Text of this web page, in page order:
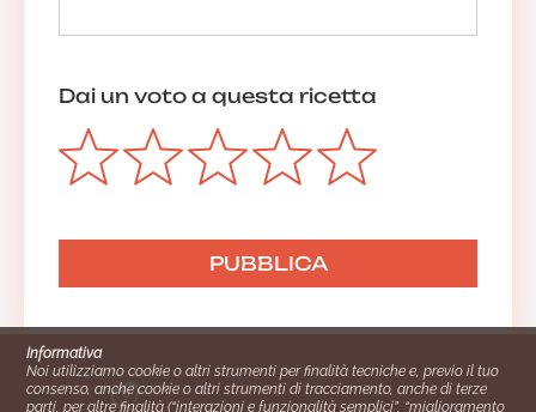
Dai un voto a questa ricetta
Informativa
Noi utilizziamo cookie o altri strumenti per finalità tecniche e, previo il tuo
consenso, anche cookie o altri strumenti di tracciamento, anche di terze
parti, per altre finalità (“interazioni e funzionalità semplici”, “miglioramento